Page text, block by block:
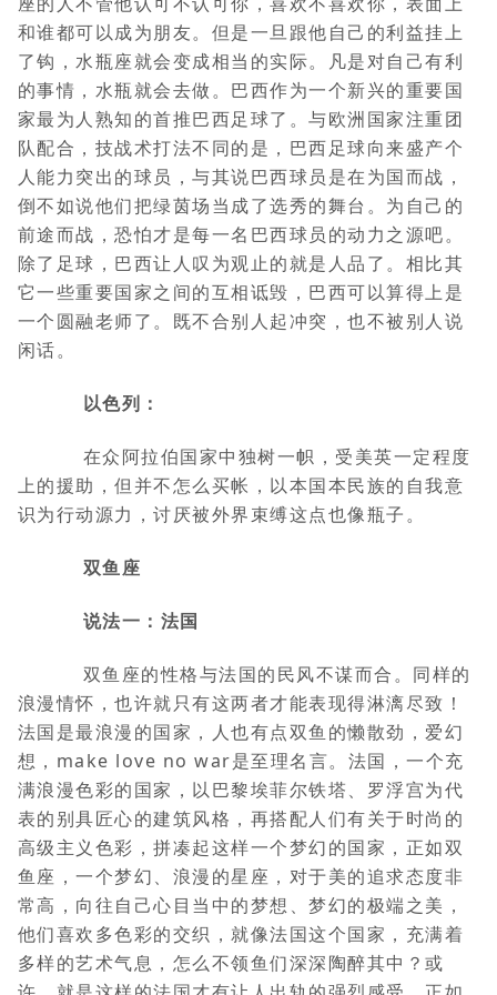
和谁都可以成为朋友。但是一旦跟他自己的利益挂上
了钩，水瓶座就会变成相当的实际。凡是对自己有利
的事情，水瓶就会去做。巴西作为一个新兴的重要国
家最为人熟知的首推巴西足球了。与欧洲国家注重团
队配合，技战术打法不同的是，巴西足球向来盛产个
人能力突出的球员，与其说巴西球员是在为国而战，
倒不如说他们把绿茵场当成了选秀的舞台。为自己的
前途而战，恐怕才是每一名巴西球员的动力之源吧。
除了足球，巴西让人叹为观止的就是人品了。相比其
它一些重要国家之间的互相诋毁，巴西可以算得上是
一个圆融老师了。既不合别人起冲突，也不被别人说
闲话。
以色列：
在众阿拉伯国家中独树一帜，受美英一定程度
上的援助，但并不怎么买帐，以本国本民族的自我意
识为行动源力，讨厌被外界束缚这点也像瓶子。
双鱼座
说法一：法国
双鱼座的性格与法国的民风不谋而合。同样的
浪漫情怀，也许就只有这两者才能表现得淋漓尽致！
法国是最浪漫的国家，人也有点双鱼的懒散劲，爱幻
想，make love no war是至理名言。法国，一个充
满浪漫色彩的国家，以巴黎埃菲尔铁塔、罗浮宫为代
表的别具匠心的建筑风格，再搭配人们有关于时尚的
高级主义色彩，拼凑起这样一个梦幻的国家，正如双
鱼座，一个梦幻、浪漫的星座，对于美的追求态度非
常高，向往自己心目当中的梦想、梦幻的极端之美，
他们喜欢多色彩的交织，就像法国这个国家，充满着
多样的艺术气息，怎么不领鱼们深深陶醉其中？或